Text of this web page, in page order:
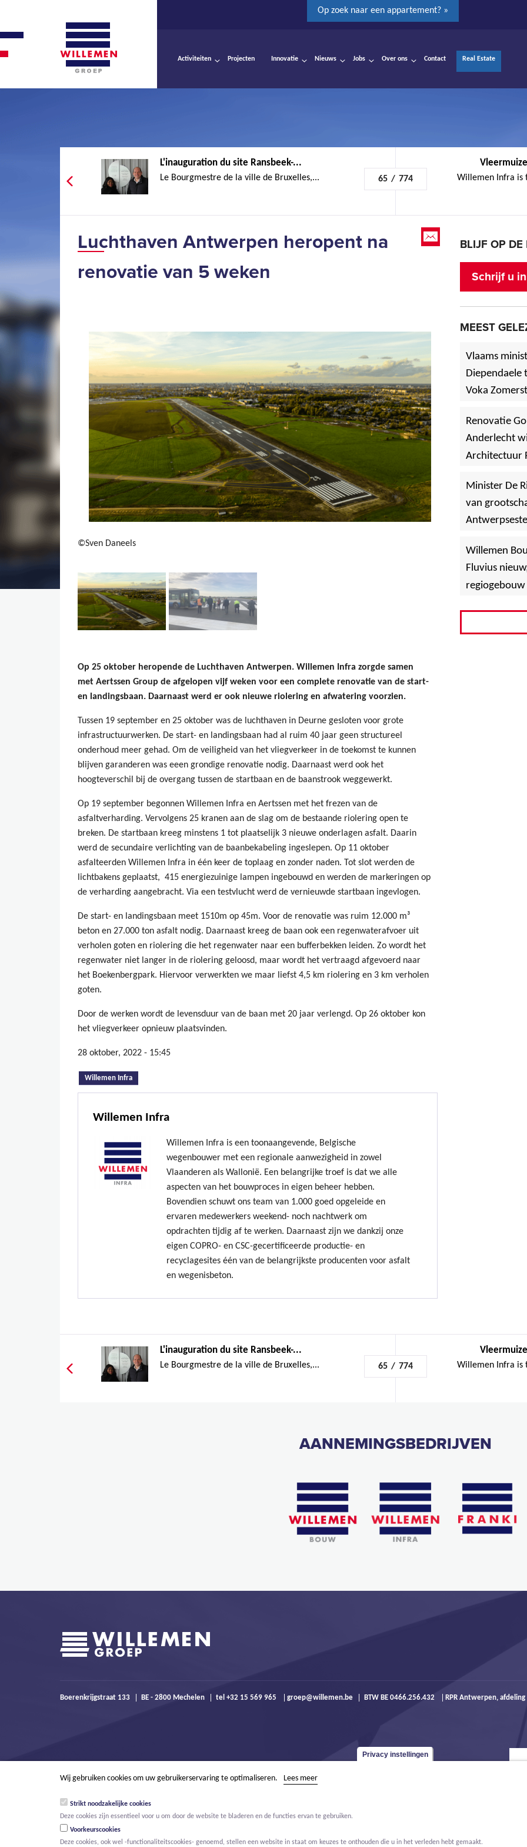
Op zoek naar een appartement? »
Activiteiten Projecten Innovatie Nieuws Jobs Over ons Contact Real Estate
L'inauguration du site Ransbeek-...
Le Bourgmestre de la ville de Bruxelles,... 65 / 774 Willemen Infra is
Luchthaven Antwerpen heropent na
renovatie van 5 weken
©Sven Daneels
Op 25 oktober heropende de Luchthaven Antwerpen. Willemen Infra zorgde samen
met Aertssen Group de afgelopen vijf weken voor een complete renovatie van de start-
en landingsbaan. Daarnaast werd er ook nieuwe riolering en afwatering voorzien.
Tussen 19 september en 25 oktober was de luchthaven in Deurne gesloten voor grote
infrastructuurwerken. De start- en landingsbaan had al ruim 40 jaar geen structureel
onderhoud meer gehad. Om de veiligheid van het vliegverkeer in de toekomst te kunnen
blijven garanderen was eeen grondige renovatie nodig. Daarnaast werd ook het
hoogteverschil bij de overgang tussen de startbaan en de baanstrook weggewerkt.
Op 19 september begonnen Willemen Infra en Aertssen met het frezen van de
asfaltverharding. Vervolgens 25 kranen aan de slag om de bestaande riolering open te
breken. De startbaan kreeg minstens 1 tot plaatselijk 3 nieuwe onderlagen asfalt. Daarin
werd de secundaire verlichting van de baanbekabeling ingeslepen. Op 11 oktober
asfalteerden Willemen Infra in één keer de toplaag en zonder naden. Tot slot werden de
lichtbakens geplaatst, 415 energiezuinige lampen ingebouwd en werden de markeringen op
de verharding aangebracht. Via een testvlucht werd de vernieuwde startbaan ingevlogen.
De start- en landingsbaan meet 1510m op 45m. Voor de renovatie was ruim 12.000 m³
beton en 27.000 ton asfalt nodig. Daarnaast kreeg de baan ook een regenwaterafvoer uit
verholen goten en riolering die het regenwater naar een bufferbekken leiden. Zo wordt het
regenwater niet langer in de riolering geloosd, maar wordt het vertraagd afgevoerd naar
het Boekenbergpark. Hiervoor verwerkten we maar liefst 4,5 km riolering en 3 km verholen
goten.
Door de werken wordt de levensduur van de baan met 20 jaar verlengd. Op 26 oktober kon
het vliegverkeer opnieuw plaatsvinden.
28 oktober, 2022 - 15:45
Willemen Infra
Willemen Infra
Willemen Infra is een toonaangevende, Belgische
wegenbouwer met een regionale aanwezigheid in zowel
Vlaanderen als Wallonië. Een belangrijke troef is dat we alle
aspecten van het bouwproces in eigen beheer hebben.
Bovendien schuwt ons team van 1.000 goed opgeleide en
ervaren medewerkers weekend- noch nachtwerk om
opdrachten tijdig af te werken. Daarnaast zijn we dankzij onze
eigen COPRO- en CSC-gecertificeerde productie- en
recyclagesites één van de belangrijkste producenten voor asfalt
en wegenisbeton.
BLIJF OP DE
Schrijf u
MEEST
Vlaams
Voka
Renovatie
Anderlecht
Architectuur
Minister De
van
Willemen
Fluvius
L'inauguration du site Ransbeek-...
Le Bourgmestre de la ville de Bruxelles,... 65 / 774 Willemen Infra is
AANNEMINGSBEDRIJVEN
Boerenkrijgstraat 133 BE - 2800 Mechelen tel +32 15 569 965 groep@willemen.be BTW BE 0466.256.432 RPR Antwerpen,
Privacy instellingen
Wij gebruiken cookies om uw gebruikerservaring te optimaliseren. Lees meer
Strikt noodzakelijke cookies
Deze cookies zijn essentieel voor u om door de website te bladeren en de functies ervan te gebruiken.
Voorkeurscookies
Deze cookies, ook wel -functionaliteitscookies- genoemd, stellen een website in staat om keuzes te onthouden die u in het verleden hebt gemaakt.